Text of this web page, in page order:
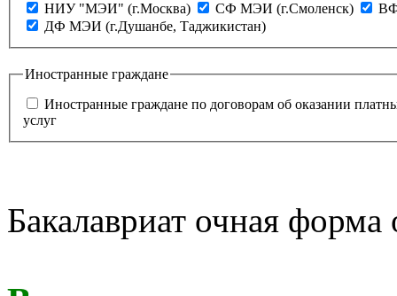
НИУ "МЭИ" (г.Москва)
СФ МЭИ (г.Смоленск)
ДФ МЭИ (г.Душанбе, Таджикистан)
Иностранные граждане
Иностранные граждане по договорам об оказании
услуг
Бакалавриат очная форма